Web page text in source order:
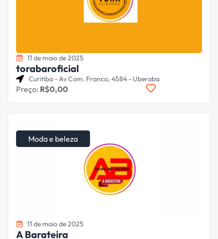
11 de maio de 2025
torabaroficial
Curitiba - Av Com. Franco, 4584 - Uberaba
Preço: R$0,00
Moda e beleza
11 de maio de 2025
A Barateira